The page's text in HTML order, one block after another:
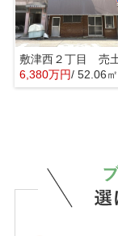
敷津西２丁目 売
6,380万円/ 52.06㎡